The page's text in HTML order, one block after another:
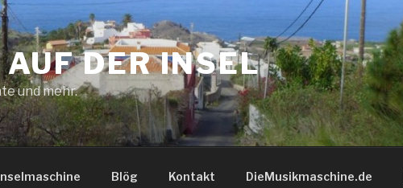
AUF DER INSEL
und mehr.
Blög Kontakt DieMusikmaschine.de